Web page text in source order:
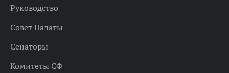
Руководство
Совет Палаты
Сенаторы
Комитеты СФ